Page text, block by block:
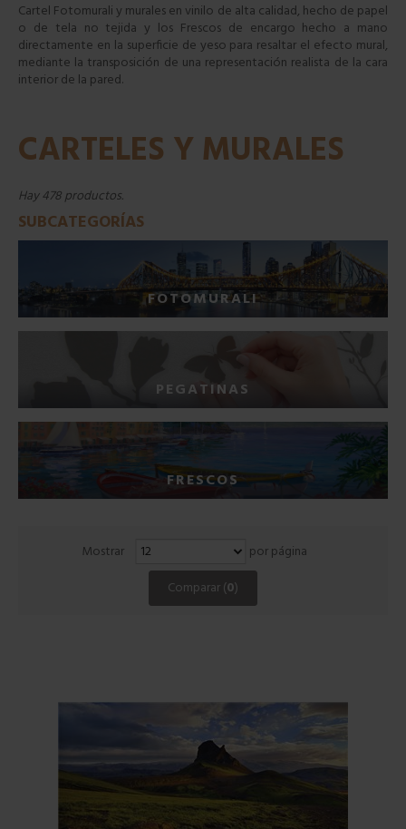
Cartel Fotomurali y murales en vinilo de alta calidad, hecho de papel
o de tela no tejida y los Frescos de encargo hecho a mano
directamente en la superficie de yeso para resaltar el efecto mural,
mediante la transposición de una representación realista de la cara
interior de la pared.
CARTELES Y MURALES
Hay 478 productos.
SUBCATEGORÍAS
FOTOMURALI
PEGATINAS
FRESCOS
Mostrar
por página
Comparar (0)